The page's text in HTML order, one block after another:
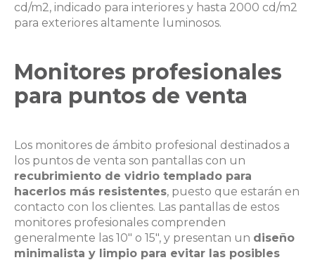
cd/m2, indicado para interiores y hasta 2000 cd/m2
para exteriores altamente luminosos.
Monitores profesionales
para puntos de venta
Los monitores de ámbito profesional destinados a
los puntos de venta son pantallas con un
recubrimiento de vidrio templado para
hacerlos más resistentes, puesto que estarán en
contacto con los clientes. Las pantallas de estos
monitores profesionales comprenden
generalmente las 10″ o 15″, y presentan un diseño
minimalista y limpio para evitar las posibles